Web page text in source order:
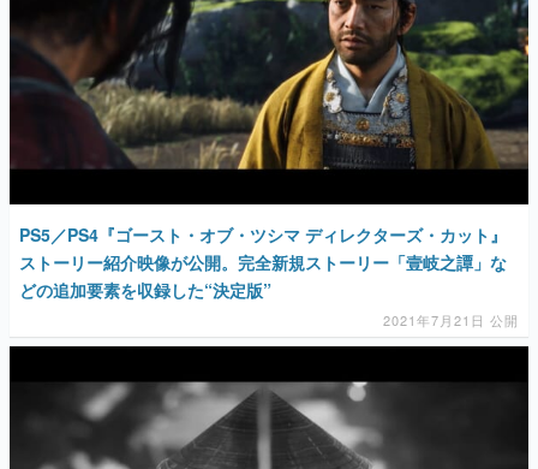
PS5／PS4『ゴースト・オブ・ツシマ ディレクターズ・カット』
ストーリー紹介映像が公開。完全新規ストーリー「壹岐之譚」な
どの追加要素を収録した“決定版”
2021年7月21日 公開